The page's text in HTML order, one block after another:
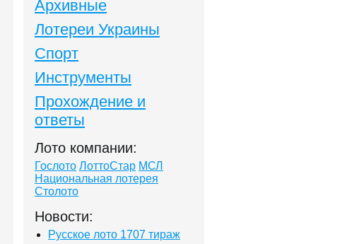
Архивные
Лотереи Украины
Спорт
Инструменты
Прохождение и
ответы
Лото компании:
Гослото ЛоттоСтар МСЛ
Национальная лотерея
Столото
Новости:
Русское лото 1707 тираж